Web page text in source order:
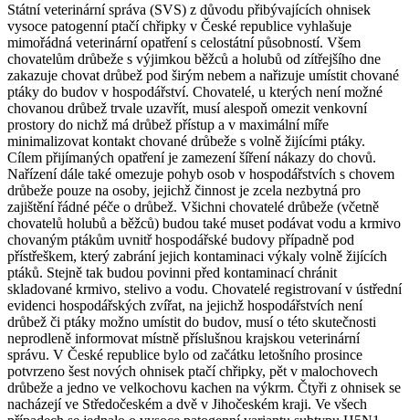
Státní veterinární správa (SVS) z důvodu přibývajících ohnisek
vysoce patogenní ptačí chřipky v České republice vyhlašuje
mimořádná veterinární opatření s celostátní působností. Všem
chovatelům drůbeže s výjimkou běžců a holubů od zítřejšího dne
zakazuje chovat drůbež pod širým nebem a nařizuje umístit chované
ptáky do budov v hospodářství. Chovatelé, u kterých není možné
chovanou drůbež trvale uzavřít, musí alespoň omezit venkovní
prostory do nichž má drůbež přístup a v maximální míře
minimalizovat kontakt chované drůbeže s volně žijícími ptáky.
Cílem přijímaných opatření je zamezení šíření nákazy do chovů.
Nařízení dále také omezuje pohyb osob v hospodářstvích s chovem
drůbeže pouze na osoby, jejichž činnost je zcela nezbytná pro
zajištění řádné péče o drůbež. Všichni chovatelé drůbeže (včetně
chovatelů holubů a běžců) budou také muset podávat vodu a krmivo
chovaným ptákům uvnitř hospodářské budovy případně pod
přístřeškem, který zabrání jejich kontaminaci výkaly volně žijících
ptáků. Stejně tak budou povinni před kontaminací chránit
skladované krmivo, stelivo a vodu. Chovatelé registrovaní v ústřední
evidenci hospodářských zvířat, na jejichž hospodářstvích není
drůbež či ptáky možno umístit do budov, musí o této skutečnosti
neprodleně informovat místně příslušnou krajskou veterinární
správu. V České republice bylo od začátku letošního prosince
potvrzeno šest nových ohnisek ptačí chřipky, pět v malochovech
drůbeže a jedno ve velkochovu kachen na výkrm. Čtyři z ohnisek se
nacházejí ve Středočeském a dvě v Jihočeském kraji. Ve všech